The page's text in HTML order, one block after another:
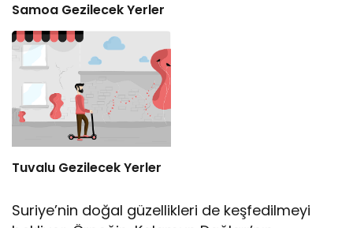
Samoa Gezilecek Yerler
Tuvalu Gezilecek Yerler
Suriye’nin doğal güzellikleri de keşfedilmeyi